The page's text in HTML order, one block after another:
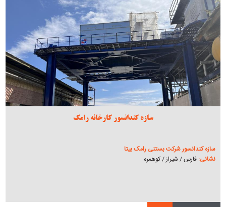
سازه کندانسور کارخانه رامک
سازه کندانسور شرکت بستنی رامک بیتا
نشانی: فارس / شیراز / کوهمره